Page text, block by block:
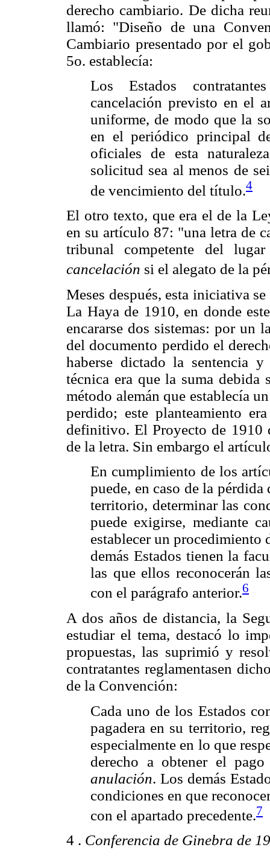
derecho cambiario. De dicha
llamó: "Diseño de una
Cambiario presentado por el
5o. establecía:
Los Estados
cancelación previsto en el
uniforme, de modo que la
en el periódico principal
oficiales de esta
solicitud sea al menos de
de vencimiento del título.4
El otro texto, que era el de la
en su artículo 87: "una letra de
tribunal competente del
cancelación si el alegato de la
Meses después, esta iniciativa
La Haya de 1910, en donde
encararse dos sistemas: por un
del documento perdido el
haberse dictado la sentencia
técnica era que la suma debida
método alemán que establecía
perdido; este planteamiento
definitivo. El Proyecto de 1910
de la letra. Sin embargo el
En cumplimiento de los
puede, en caso de la
territorio, determinar las
puede exigirse, mediante
establecer un procedimiento
demás Estados tienen la
las que ellos reconocerán
con el parágrafo anterior.6
A dos años de distancia, la
estudiar el tema, destacó lo
propuestas, las suprimió y
contratantes reglamentasen
de la Convención:
Cada uno de los Estados
pagadera en su territorio,
especialmente en lo que
derecho a obtener el
anulación. Los demás
condiciones en que
con el apartado precedente.7
4 . Conferencia de Ginebra de